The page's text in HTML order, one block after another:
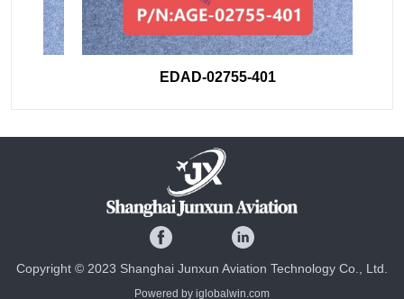
EDAD-02755-401
Copyright © 2023 Shanghai Junxun Aviation Technology Co., Ltd.
Powered by iglobalwin.com